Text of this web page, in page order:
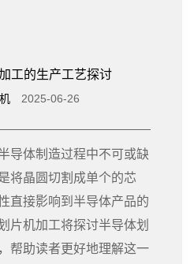
工的生产工艺探讨
2025-06-26
导体制造过程中不可或缺
将晶圆切割成单个的芯
直接影响到半导体产品的
片机加工将探讨半导体划
帮助读者更好地理解这一